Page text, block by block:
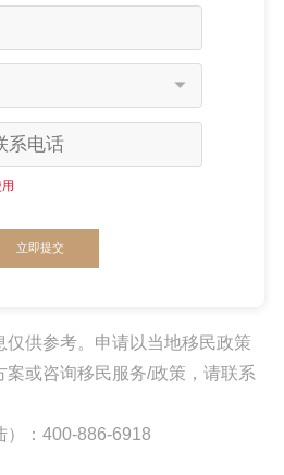
立即提交
供参考。申请以当地移民政策
或咨询移民服务/政策，请联系
）：400-886-6918